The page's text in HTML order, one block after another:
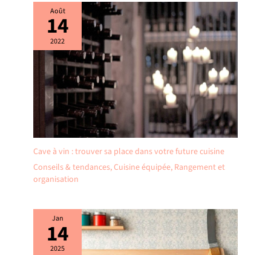
Août
14
2022
Cave à vin : trouver sa place dans votre future cuisine
Conseils & tendances,Cuisine équipée, Rangement et
organisation
Jan
14
2025